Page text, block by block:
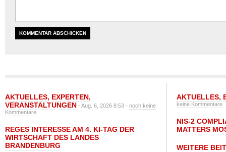
AKTUELLES, EXPERTEN,
VERANSTALTUNGEN - Aug. 6, 2026 8:53 - noch keine
Kommentare
REGES INTERESSE AM 4. KI-TAG DER
WIRTSCHAFT DES LANDES
BRANDENBURG
AKTUELLES,
keine Kommentare
NIS-2
MATTERS
WEITERE